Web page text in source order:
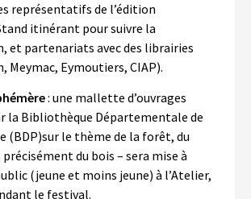
représentatifs de l’édition
itinérant pour suivre la
et partenariats avec des librairies
Meymac, Eymoutiers, CIAP).
: une mallette d’ouvrages
la Bibliothèque Départementale de
(BDP)sur le thème de la forêt, du
précisément du bois – sera mise à
(jeune et moins jeune) à l’Atelier,
le festival.